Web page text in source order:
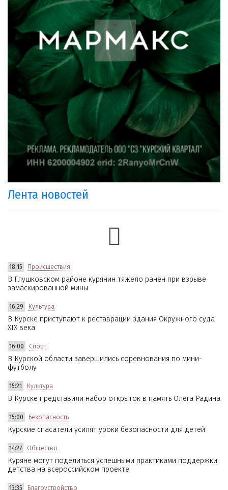
Лента новостей
18:15 Происшествия
В Глушковском районе курянин тяжело ранен при взрыве
замаскированной мины
16:29 Культура
В Курске приступают к реставрации здания Окружного суда
XIX века
16:00 Спорт
В Курской области завершились соревнования по мини-
футболу
15:21 Культура
В Курске представили набор открыток в память Олега Радина
15:00 Безопасность
Курские спасатели усилят уроки безопасности для детей
14:27 Общество
Куряне могут поделиться успешными практиками поддержки
детства на всероссийском проекте
13:35 Благоустройство